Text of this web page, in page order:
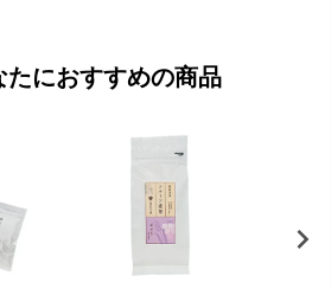
たにおすすめの商品